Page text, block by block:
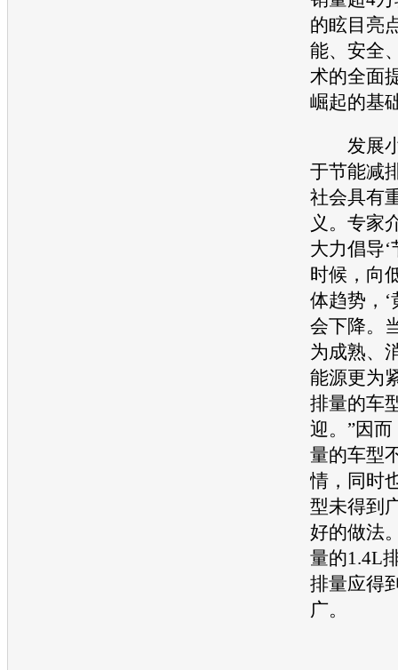
的眩目亮
能、安全
术的全面
崛起的基
发展小
于节能减
社会具有
义。专家
大力倡导‘
时候，向
体趋势，‘
会下降。
为成熟、
能源更为
排量的车
迎。”因
量的车型
情，同时
型未得到
好的做法
量的1.4L
排量应得
广。